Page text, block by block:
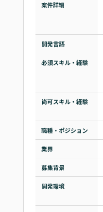
案件詳細
開発言語
必須スキル・経験
尚可スキル・経験
職種・ポジション
業界
募集背景
開発環境